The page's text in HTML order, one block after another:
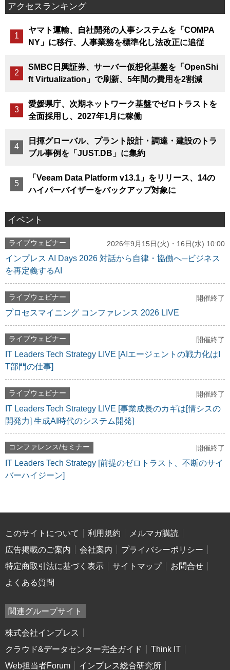
アクセスランキング
ヤマト運輸、自社開発の人事システムを「COMPA
NY」に移行、人事業務を標準化し法改正に追従
SMBC日興証券、サーバー仮想化基盤を「OpenShi
ft Virtualization」で刷新、5年間の費用を2割減
愛媛県庁、次期ネットワーク基盤でゼロトラストを
全面採用し、2027年1月に稼働
日揮グローバル、プラント設計・調達・建設のトラ
ブル事例を「JUST.DB」に集約
「Veeam Data Platform v13.1」をリリース、14の
ハイパーバイザーをバックアップ対象に
イベント
ライブウェビナー 2026年9月15日(火)・16日(水) 10:00
インプレス AI Days 2026 対話から自律・協働へ─ビジネス
を再定義するAI
ライブウェビナー 開催終了
プロセスマイニング コンファレンス 2026 LIVE
ライブウェビナー 開催終了
IT Leaders Tech Strategy LIVE [AIエージェントの戦力化はI
T部門の仕事]
ライブウェビナー 開催終了
IT Leaders Tech Strategy LIVE [事業成長のカギは[情シスの
開発力] 生成AI時代のシステム開発]
コンファレンス/セミナー 開催終了
IT Leaders Tech Strategy [前提のゼロトラスト、不断のサイ
バーハイジーン]
このサイトについて 利用規約
メルマガ購読
広告掲載のご案内
会社案内
プライバシーポリシー
特定商取引法に基づく表示
サイトマップ
お問合せ
よくある質問
関連グループサイト
株式会社インプレス
クラウド&データセンター完全ガイド
Think IT
Web担当者Forum
インプレス総合研究所